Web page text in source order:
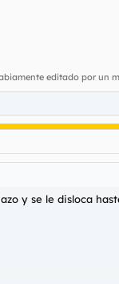
editado por un
y se le disloca